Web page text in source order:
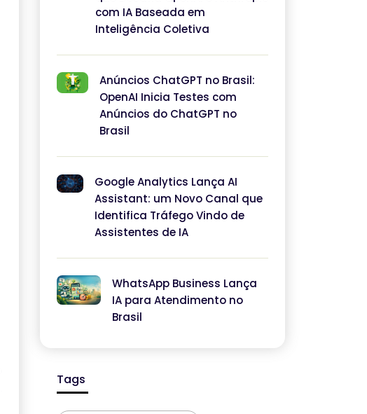
com IA Baseada em
Inteligência Coletiva
Anúncios ChatGPT no Brasil:
OpenAI Inicia Testes com
Anúncios do ChatGPT no
Brasil
Google Analytics Lança AI
Assistant: um Novo Canal que
Identifica Tráfego Vindo de
Assistentes de IA
WhatsApp Business Lança
IA para Atendimento no
Brasil
Tags